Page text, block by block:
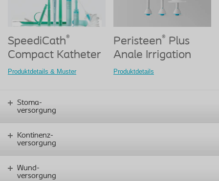
SpeediCath®
Compact Katheter
Produktdetails & Muster
Peristeen® Plus
Anale Irrigation
Produktdetails
Stoma-
versorgung
Kontinenz-
versorgung
Wund-
versorgung